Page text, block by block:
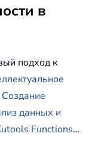
в
подход к
Создание
данных и
Functions…